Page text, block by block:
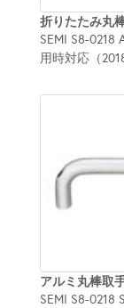
折りたたみ丸
SEMI S8-
用時対応（
アルミ丸棒取
SEMI S8-0218